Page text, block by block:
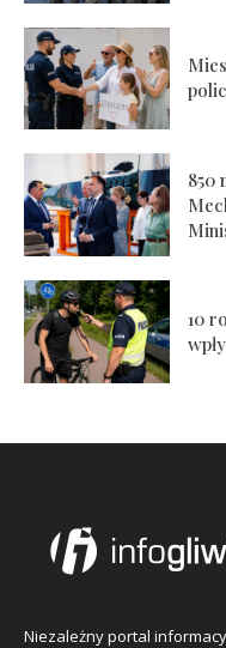
850
10
Niezależny portal